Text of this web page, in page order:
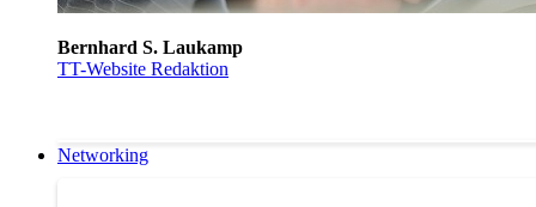
Bernhard S. Laukamp
TT-Website Redaktion
Networking